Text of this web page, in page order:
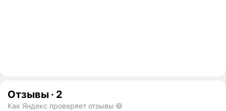
Отзывы · 2
Как Яндекс проверяет отзывы